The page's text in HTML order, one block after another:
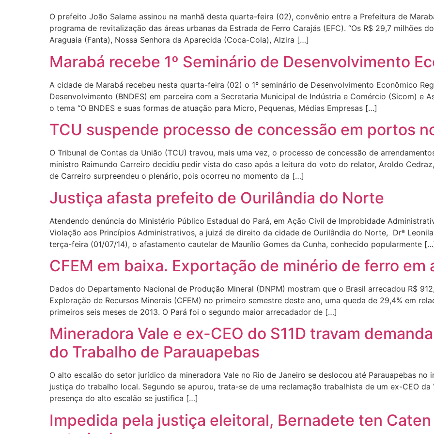
O prefeito João Salame assinou na manhã desta quarta-feira (02), convênio entre a Prefeitura de
programa de revitalização das áreas urbanas da Estrada de Ferro Carajás (EFC). “Os R$ 29,7 milhões
Araguaia (Fanta), Nossa Senhora da Aparecida (Coca-Cola), Alzira […]
Marabá recebe 1º Seminário de Desenvolvimento
A cidade de Marabá recebeu nesta quarta-feira (02) o 1º seminário de Desenvolvimento Econômico
Desenvolvimento (BNDES) em parceira com a Secretaria Municipal de Indústria e Comércio (Sicom) e
o tema “O BNDES e suas formas de atuação para Micro, Pequenas, Médias Empresas […]
TCU suspende processo de concessão em portos
O Tribunal de Contas da União (TCU) travou, mais uma vez, o processo de concessão de
ministro Raimundo Carreiro decidiu pedir vista do caso após a leitura do voto do relator, Aroldo
de Carreiro surpreendeu o plenário, pois ocorreu no momento da […]
Justiça afasta prefeito de Ourilândia do Norte
Atendendo denúncia do Ministério Público Estadual do Pará, em Ação Civil de Improbidade
Violação aos Princípios Administrativos, a juizá de direito da cidade de Ourilândia do Norte, Drª
terça-feira (01/07/14), o afastamento cautelar de Maurílio Gomes da Cunha, conhecido popularmente
CFEM em baixa. Exportação de minério de ferro em
Dados do Departamento Nacional de Produção Mineral (DNPM) mostram que o Brasil arrecadou R$
Exploração de Recursos Minerais (CFEM) no primeiro semestre deste ano, uma queda de 29,4% em
primeiros seis meses de 2013. O Pará foi o segundo maior arrecadador de […]
Mineradora Vale e ex-CEO do S11D travam
do Trabalho de Parauapebas
O alto escalão do setor jurídico da mineradora Vale no Rio de Janeiro se deslocou até Parauapebas no
justiça do trabalho local. Segundo se apurou, trata-se de uma reclamação trabalhista de um ex-CEO da
presença do alto escalão se justifica […]
Impedida pela justiça eleitoral, Bernadete ten